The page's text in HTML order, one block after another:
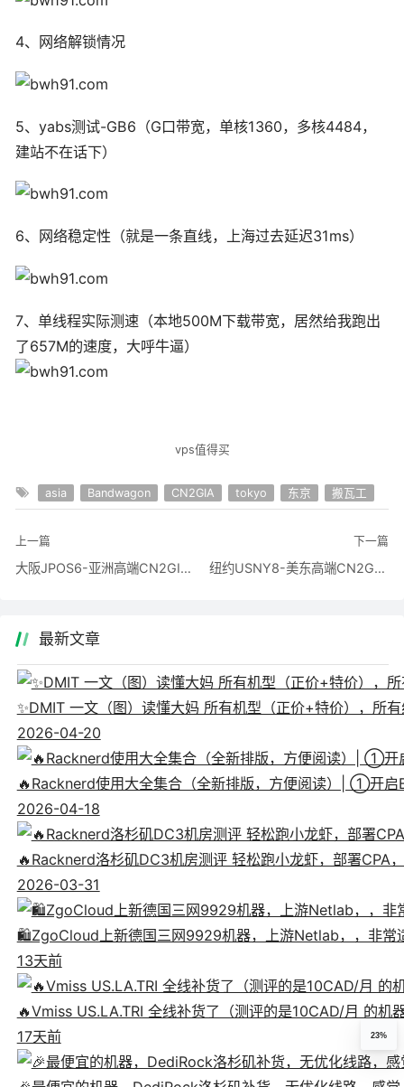
4、网络解锁情况
5、yabs测试-GB6（G口带宽，单核1360，多核4484，
建站不在话下）
6、网络稳定性（就是一条直线，上海过去延迟31ms）
7、单线程实际测速（本地500M下载带宽，居然给我跑出
了657M的速度，大呼牛逼）
vps值得买
asia Bandwagon CN2GIA tokyo 东京 搬瓦工
上一篇
大阪JPOS6-亚洲高端CN2GIA机房
下一篇
纽约USNY8-美东高端CN2GIA机房
最新文章
✨DMIT 一文（图）读懂大妈 所有机型（正价+特价），所
2026-04-20
🔥Racknerd使用大全集合（全新排版，方便阅读）| ①开
2026-04-18
🔥Racknerd洛杉矶DC3机房测评 轻松跑小龙虾，部署CPA
2026-03-31
🛍️ZgoCloud上新德国三网9929机器，上游Netlab，，非常
13天前
🔥Vmiss US.LA.TRI 全线补货了（测评的是10CAD/月 的
17天前
23%